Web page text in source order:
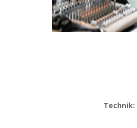
Technik: